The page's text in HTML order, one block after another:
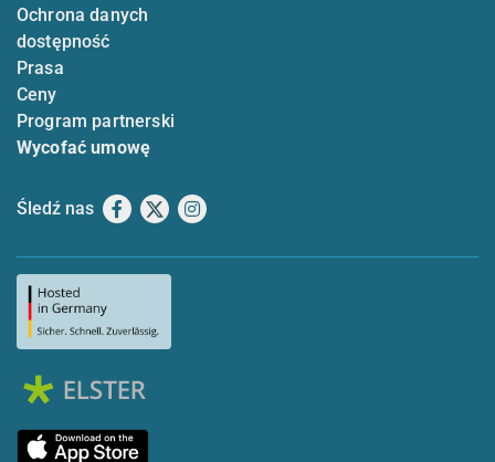
Ochrona danych
dostępność
Prasa
Ceny
Program partnerski
Wycofać umowę
Śledź nas Facebook
X Instagram